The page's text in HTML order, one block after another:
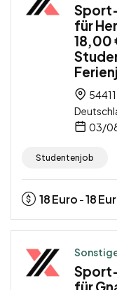
für
18,00
03/
Studentenjob
18Euro -18
für